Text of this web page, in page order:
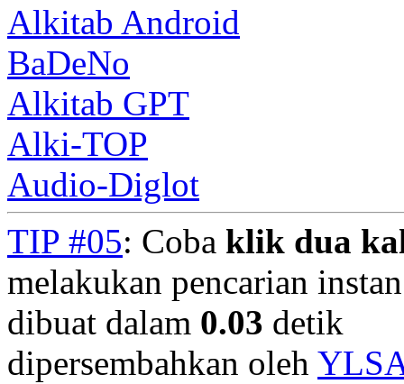
Alkitab Android
BaDeNo
Alkitab GPT
Alki-TOP
Audio-Diglot
TIP #05: Coba klik dua
melakukan pencarian
dibuat dalam 0.03 detik
dipersembahkan oleh